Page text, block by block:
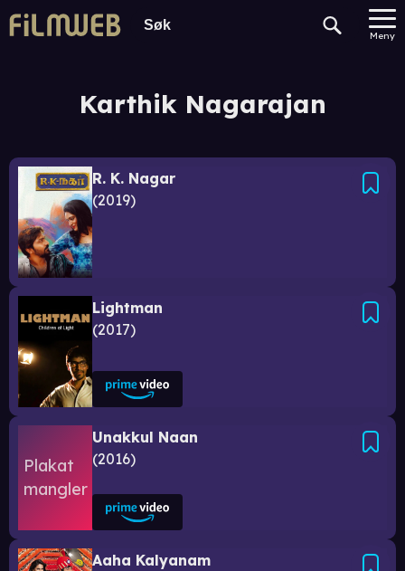
Meny
Karthik Nagarajan
R. K. Nagar
2019
Lightman
2017
Unakkul Naan
2016
Aaha Kalyanam